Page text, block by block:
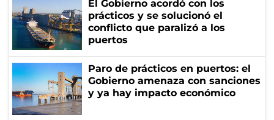
El Gobierno acordó con los
prácticos y se solucionó el
conflicto que paralizó a los
puertos
Paro de prácticos en puertos: el
Gobierno amenaza con sanciones
y ya hay impacto económico